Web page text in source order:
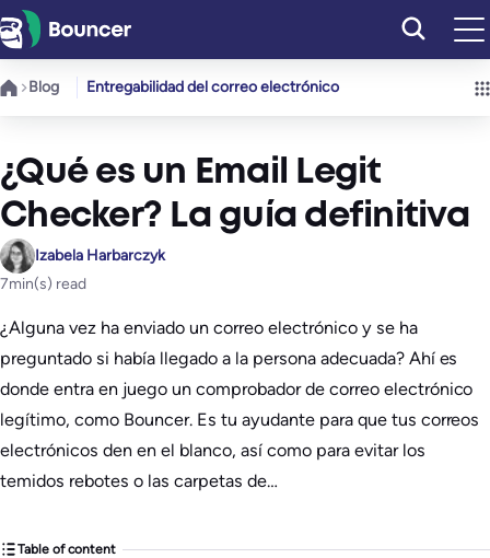
Saltar
al
contenido
Blog Entregabilidad del correo electrónico
¿Qué es un Email Legit
Checker? La guía definitiva
Izabela Harbarczyk
7min(s) read
¿Alguna vez ha enviado un correo electrónico y se ha
preguntado si había llegado a la persona adecuada? Ahí es
donde entra en juego un comprobador de correo electrónico
legítimo, como Bouncer. Es tu ayudante para que tus correos
electrónicos den en el blanco, así como para evitar los
temidos rebotes o las carpetas de…
Table of content